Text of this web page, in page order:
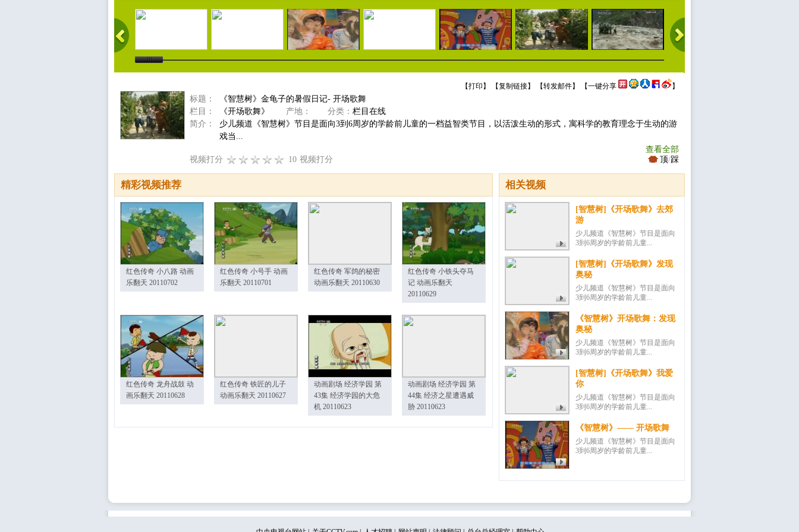
【打印 】 【复制链接】 【转发邮件】 【一键分享 】
标题：
《智慧树》金龟子的暑假日记- 开场歌舞
栏目：
《开场歌舞》 产地： 分类： 栏目在线
简介：
少儿频道《智慧树》节目是面向3到6周岁的学龄前儿童的一档益智类节目，以活泼生动的形式，寓科学的教育理念于生动的游
戏当...
查看全部
视频打分
10 视频打分 顶/踩
相关视频
[智慧树]《开场歌舞》去郊
游
少儿频道《智慧树》节目是面向
3到6周岁的学龄前儿童...
[智慧树]《开场歌舞》发现
奥秘
少儿频道《智慧树》节目是面向
3到6周岁的学龄前儿童...
《智慧树》开场歌舞：发现
奥秘
少儿频道《智慧树》节目是面向
3到6周岁的学龄前儿童...
[智慧树]《开场歌舞》我爱
你
少儿频道《智慧树》节目是面向
3到6周岁的学龄前儿童...
《智慧树》—— 开场歌舞
少儿频道《智慧树》节目是面向
3到6周岁的学龄前儿童...
精彩视频推荐
红色传奇 小八路 动画
乐翻天 20110702
红色传奇 小号手 动画
乐翻天 20110701
红色传奇 军鸽的秘密
动画乐翻天 20110630
红色传奇 小铁头夺马
记 动画乐翻天
20110629
红色传奇 龙舟战鼓 动
画乐翻天 20110628
红色传奇 铁匠的儿子
动画乐翻天 20110627
动画剧场 经济学园 第
43集 经济学园的大危
机 20110623
动画剧场 经济学园 第
44集 经济之星遭遇威
胁 20110623